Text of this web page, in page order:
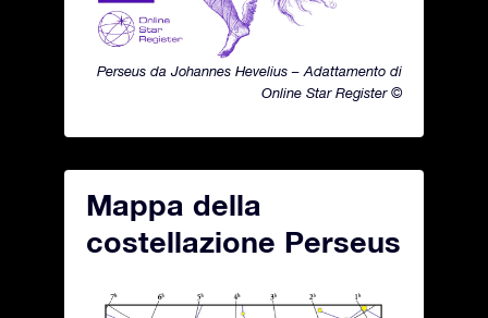
Perseus da Johannes Hevelius – Adattamento di
Online Star Register ©
Mappa della
costellazione Perseus